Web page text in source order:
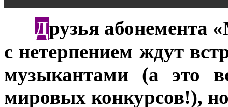
Друзья абонемента
с нетерпением ждут
музыкантами (а это
мировых конкурсов!),